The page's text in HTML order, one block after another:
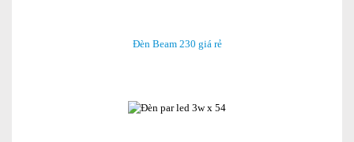
Đèn Beam 230 giá rẻ